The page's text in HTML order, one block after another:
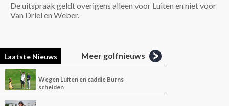
De uitspraak geldt overigens alleen voor Luiten en niet voor
Van Driel en Weber.
Laatste Nieuws Meer golfnieuws
Wegen Luiten en caddie Burns
scheiden